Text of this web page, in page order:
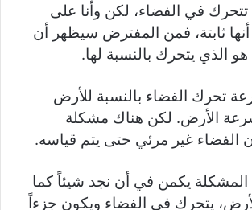
في الفضاء، لكن وأنا على
ثابتة، فمن المفترض سيظهر أن
هو الذي يتحرك بالنسبة لها.
تحرك الفضاء بالنسبة للأرض
الأرض. لكن هناك مشكلة
الفضاء غير مرئي حتى يتم قياسه.
يكمن في أن نجد شيئاً كما
يتحرك في الفضاء ويكون جزءاً